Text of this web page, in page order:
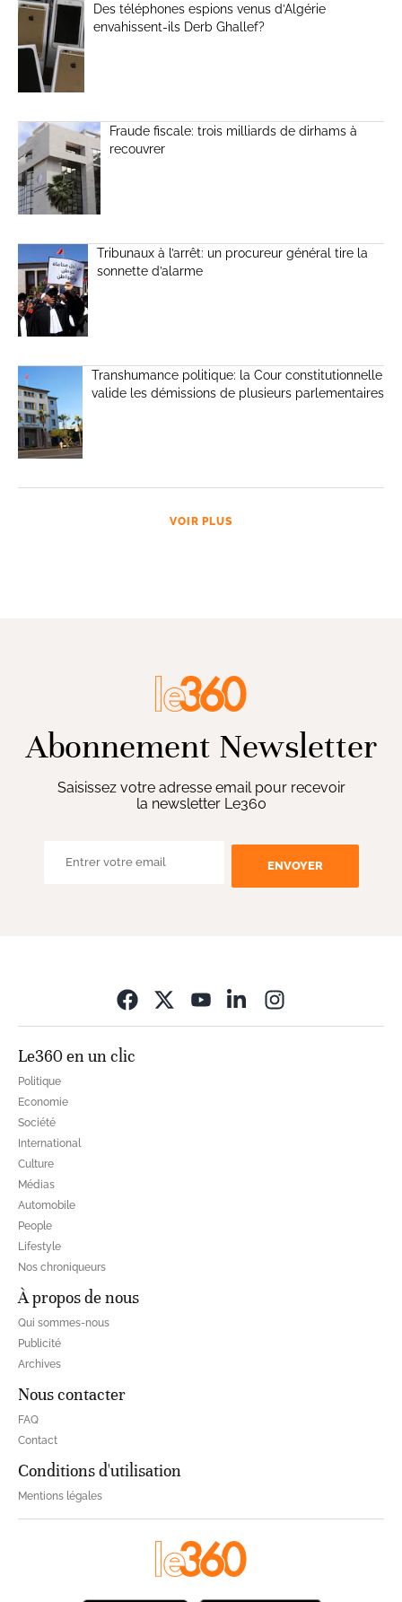
Des téléphones espions venus d’Algérie
envahissent-ils Derb Ghallef?
Fraude fiscale: trois milliards de dirhams à
recouvrer
Tribunaux à l’arrêt: un procureur général tire la
sonnette d’alarme
Transhumance politique: la Cour constitutionnelle
valide les démissions de plusieurs parlementaires
VOIR PLUS
Abonnement Newsletter
Saisissez votre adresse email pour recevoir
la newsletter Le360
ENVOYER
Le360 en un clic
Politique
Economie
Société
International
Culture
Médias
Automobile
People
Lifestyle
Nos chroniqueurs
À propos de nous
Qui sommes-nous
Publicité
Archives
Nous contacter
FAQ
Contact
Conditions d'utilisation
Mentions légales